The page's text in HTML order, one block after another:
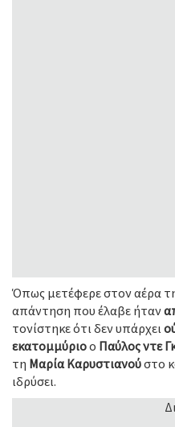
Όπως μετέφερε στον αέρα
απάντηση που έλαβε ήταν
τονίστηκε ότι δεν υπάρχει
εκατομμύριοο Παύλος ντε
τη Μαρία Καρυστιανούστο
ιδρύσει.